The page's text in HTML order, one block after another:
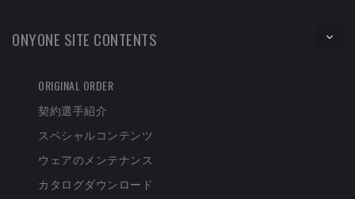
ONYONE SITE CONTENTS
ORIGINAL ORDER
契約選手紹介
スペシャルコンテンツ
ウェアのメンテナンス
カタログダウンロード